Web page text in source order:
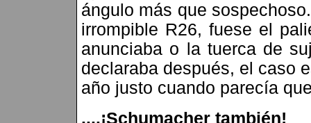
ángulo más que
irrompible R26, fuese el
anunciaba o la tuerca de
declaraba después, el caso
año justo cuando parecía
....¡Schumacher también!